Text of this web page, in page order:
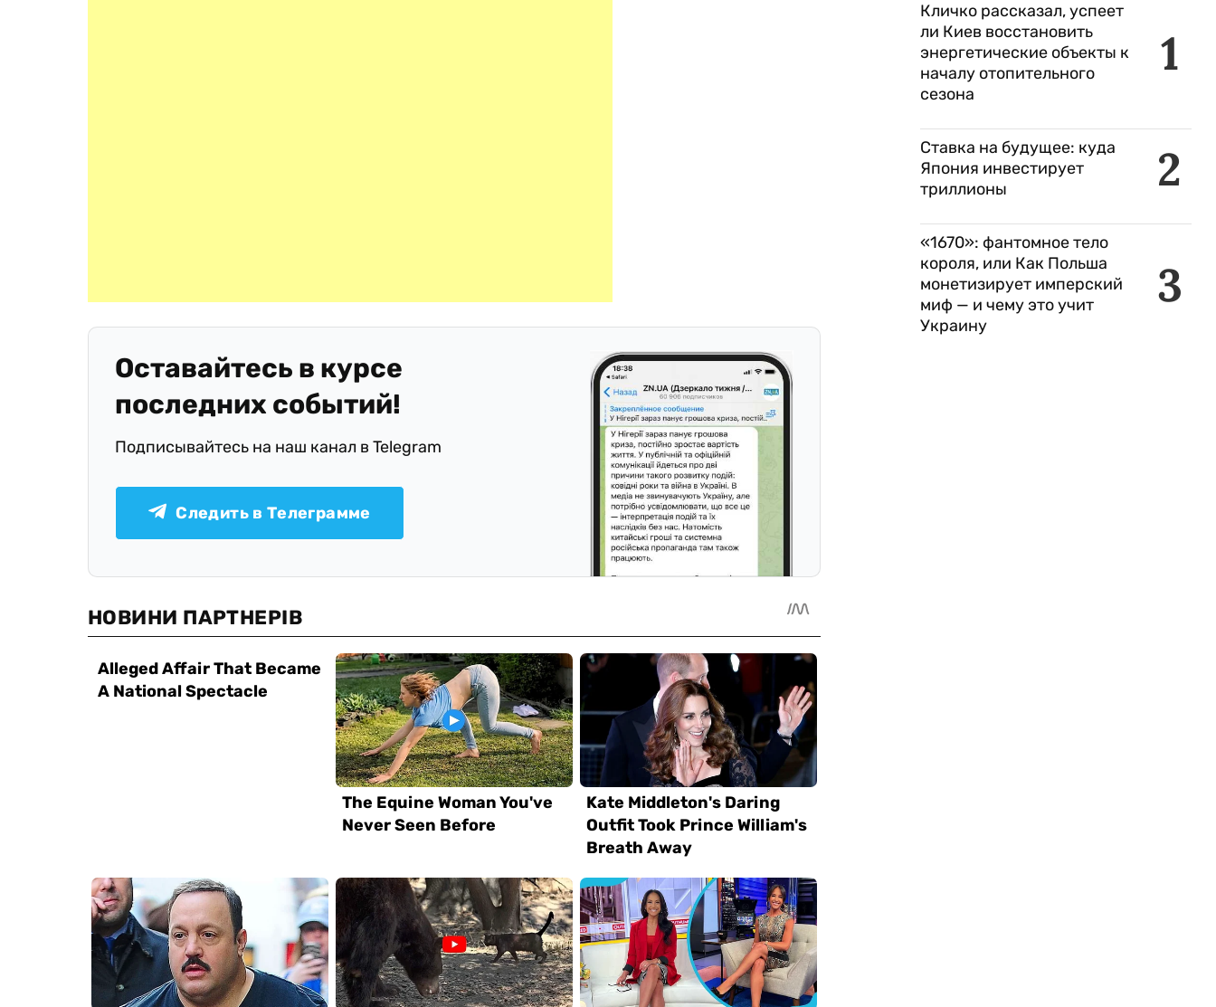
Оставайтесь в курсе
последних событий!
Подписывайтесь на наш канал в Telegram
Следить в Телеграмме
1
Кличко рассказал, успеет
ли Киев восстановить
энергетические объекты к
началу отопительного
сезона
2
Ставка на будущее: куда
Япония инвестирует
триллионы
3
«1670»: фантомное тело
короля, или Как Польша
монетизирует имперский
миф — и чему это учит
Украину